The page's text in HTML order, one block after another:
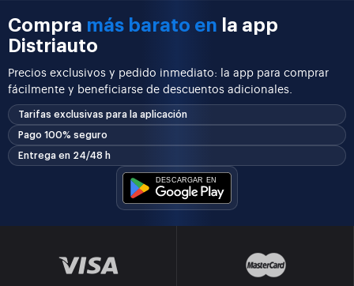
Compra más barato en la app
Distriauto
Precios exclusivos y pedido inmediato: la app para comprar
fácilmente y beneficiarse de descuentos adicionales.
Tarifas exclusivas para la aplicación
Pago 100% seguro
Entrega en 24/48 h